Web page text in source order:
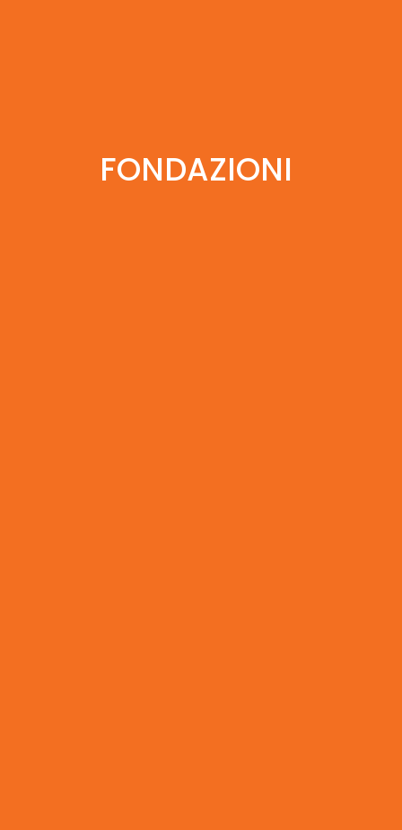
FONDAZIONI